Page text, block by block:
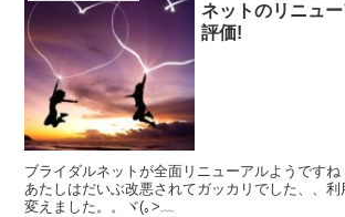
ネットのリニュ
評価!
ブライダルネットが全面リニューアルようですね
あたしはだいぶ改悪されてガッカリでした、、
変えました。。ヾ(｡>﹏